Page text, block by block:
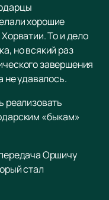
хорошие
То и дело
но всякий раз
завершения
не удавалось.
реализовать
«быкам»
Оршичу
стал